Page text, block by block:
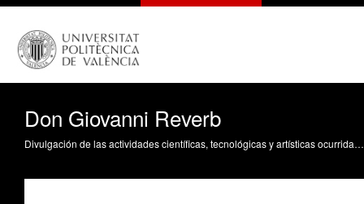
Don Giovanni Reverb
Divulgación de las actividades científicas, tecnológicas y artísticas ocurridas en los tres campus de la UPV